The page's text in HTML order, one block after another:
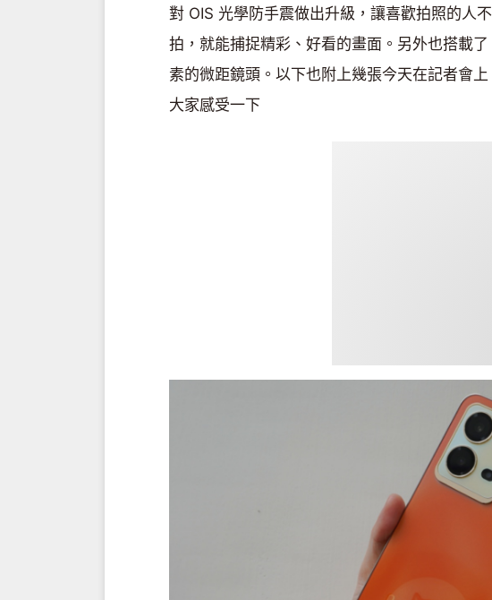
對 OIS 光學防手震做出升級，讓喜歡拍照的人
拍，就能捕捉精彩、好看的畫面。另外也搭載
素的微距鏡頭。以下也附上幾張今天在記者會
大家感受一下